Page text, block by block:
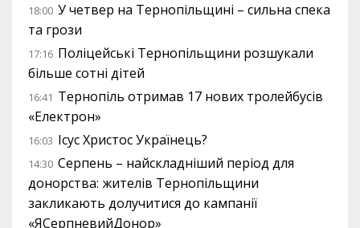
18:00 У четвер на Тернопільщині – сильна спека
та грози
17:16 Поліцейські Тернопільщини розшукали
більше сотні дітей
16:41 Тернопіль отримав 17 нових тролейбусів
«Електрон»
16:03 Ісус Христос Українець?
14:30 Серпень – найскладніший період для
донорства: жителів Тернопільщини
закликають долучитися до кампанії
«ЯСерпневийДонор»